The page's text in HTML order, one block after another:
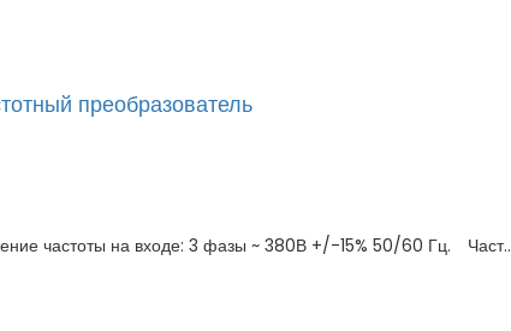
преобразователь
частоты на входе: 3 фазы ~ 380В +/-15% 50/60 Гц. Част..